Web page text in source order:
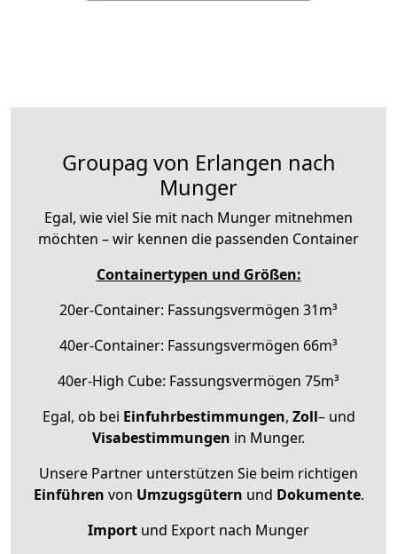
Groupag von Erlangen nach
Munger
Egal, wie viel Sie mit nach Munger mitnehmen
möchten – wir kennen die passenden Container
Containertypen und Größen:
20er-Container: Fassungsvermögen 31m³
40er-Container: Fassungsvermögen 66m³
40er-High Cube: Fassungsvermögen 75m³
Egal, ob bei Einfuhrbestimmungen, Zoll– und
Visabestimmungen in Munger.
Unsere Partner unterstützen Sie beim richtigen
Einführen von Umzugsgütern und Dokumente.
Import und Export nach Munger